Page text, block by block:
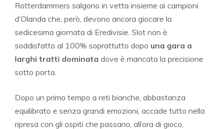
Rotterdammers salgono in vetta insieme ai campioni
d’Olanda che, però, devono ancora giocare la
sedicesima giornata di Eredivisie. Slot non è
soddisfatto al 100% soprattutto dopo una gara a
larghi tratti dominata dove è mancata la precisione
sotto porta.
Dopo un primo tempo a reti bianche, abbastanza
equilibrato e senza grandi emozioni, accade tutto nella
ripresa con gli ospiti che passano, all’ora di gioco,